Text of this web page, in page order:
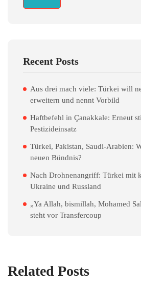
Recent Posts
Aus drei mach viele: Türkei will
erweitern und nennt Vorbild
Haftbefehl in Çanakkale: Erneut
Pestizideinsatz
Türkei, Pakistan, Saudi-Arabien:
neuen Bündnis?
Nach Drohnenangriff: Türkei mit
Ukraine und Russland
„Ya Allah, bismillah, Mohamed
steht vor Transfercoup
Related Posts